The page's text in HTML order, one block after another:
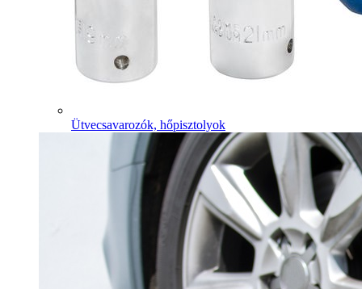
Ütvecsavarozók, hőpisztolyok